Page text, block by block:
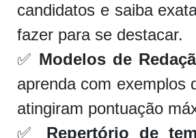
candidatos e saiba
fazer para se destacar.
✅ Modelos de
aprenda com exemplos
atingiram pontuação
✅ Repertório de